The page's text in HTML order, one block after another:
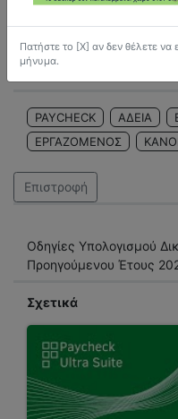
Play
PAYCHECK ΑΔΕΙΑ
ΕΡΓΑΖΟΜΕΝΟΣ
Επιστροφή
Οδηγίες Υπολογισμού
Σχετικά
Πατήστε το [Χ] αν δεν θέλετε να
μήνυμα.